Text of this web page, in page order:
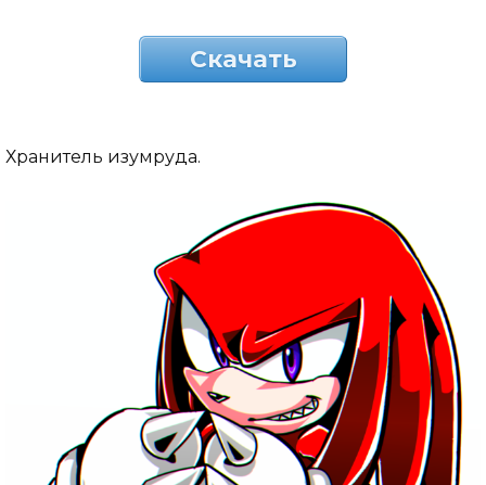
Скачать
Хранитель изумруда.